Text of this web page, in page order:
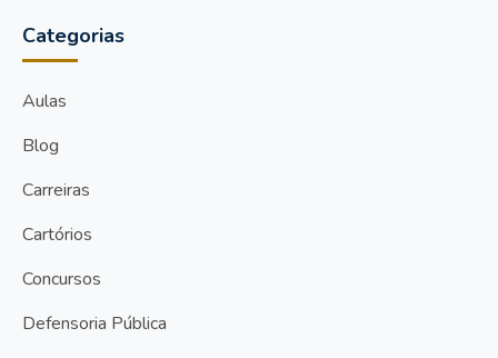
Categorias
Aulas
Blog
Carreiras
Cartórios
Concursos
Defensoria Pública